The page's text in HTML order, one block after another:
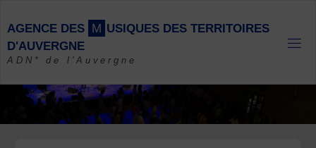
content
AGENCE DES M USIQUES DES TERRITOIRES
D'AUVERGNE
ADN* de l'Auvergne